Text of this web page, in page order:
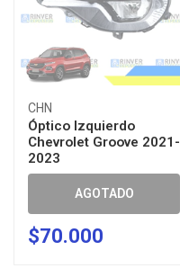
CHN
Óptico Izquierdo
Chevrolet Groove 2021-
2023
AGOTADO
$70.000